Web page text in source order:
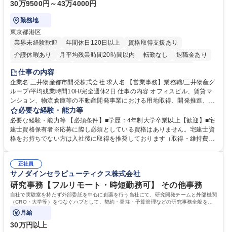
30万9500円～43万4000円
勤務地
東京都港区
業界未経験歓迎
年間休日120日以上
資格取得支援あり
介護休暇あり
月平均残業時間20時間以内 転勤なし
退職金あり
在宅OK
賞与あり
駅近5分以内
土日祝休み 寮・社宅あり
仕事の内容
企業名 三井物産都市開発株式会社 求人名 【営業事務】業務職/三井物産グ
ループ/平均残業時間10H/完全週休2日 仕事の内容 オフィスビル、賃貸マ
ンション、物流倉庫等の不動産開発事業における用地取得、開発推進、賃
貸運営、売却、仲介・活用提案等を行う営業部門において事務業務を担当
いただきます。 【詳細】・契約書管理、契約書製本、捺印対応、ファイリ
ング、登記簿取得、調書取得・支払業務（各種費用支払、支払管理、請
求・支払データ登録、取引先マスター申請対応）・予算作成及び予実管
の他に担当頂く業務が発生する場合があります。 募集職種 【営業事務】
業務職/三井物産グループ/平均残業時間10H/完全週休2日
必要な経験・能力等
必要な経験・能力等 【必須条件】■学歴：4年制大学卒業以上【歓迎】■宅
建士資格保有者※応募に際し必須としている資格はありません。宅建士資
格をお持ちでない方は入社後に取得を推奨しております（取得・維持費用
ション力がある方。 ・チャレンジを厭わず、粘り強く業務に取り組める
方。多様な関係者と謙虚に信頼関係を構築でき、期限を意識したスケジュ
ール管理が出来る方。※将来的に他部署（営業部門、コーポレート部門）
へのジョブローテーションの可能性があります。 学歴・資格 学歴：大学
院 大学 語学力： 資格：宅地建物取引士
正社員
サノダインセラピューティクス株式会社
研究事務【フルリモート・時短勤務可】 その他事務
自社で実験室を持たず外部委託を中心に創薬を行う当社にて、研究開発チームと外部機関
（CRO・大学等）をつなぐハブとして、契約・発注・予算管理などの研究事務全般をお
任せします。
月給
30万円以上